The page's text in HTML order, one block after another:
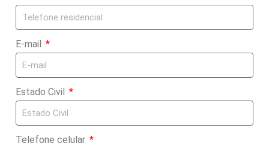
E-mail
Estado Civil
Telefone celular